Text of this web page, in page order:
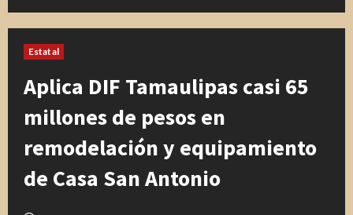
Estatal
Aplica DIF Tamaulipas casi 65
millones de pesos en
remodelación y equipamiento
de Casa San Antonio